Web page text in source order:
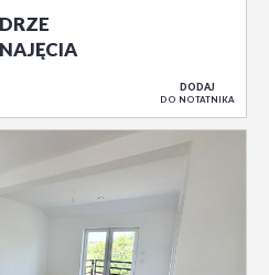
DODAJ
DO NOTATNIKA